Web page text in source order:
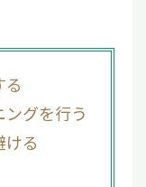
グを行う
る